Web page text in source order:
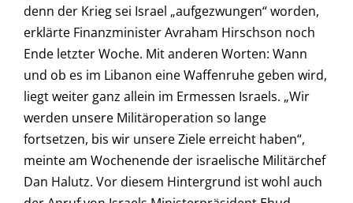
denn der Krieg sei Israel „aufgezwungen“ worden,
erklärte Finanzminister Avraham Hirschson noch
Ende letzter Woche. Mit anderen Worten: Wann
und ob es im Libanon eine Waffenruhe geben wird,
liegt weiter ganz allein im Ermessen Israels. „Wir
werden unsere Militäroperation so lange
fortsetzen, bis wir unsere Ziele erreicht haben“,
meinte am Wochenende der israelische Militärchef
Dan Halutz. Vor diesem Hintergrund ist wohl auch